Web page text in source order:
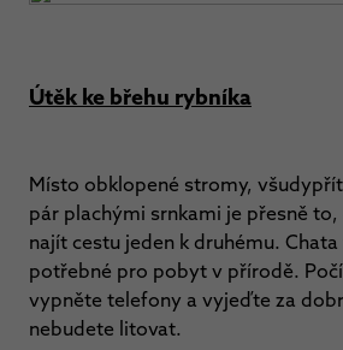
Útěk ke břehu rybníka
Místo obklopené stromy,
pár plachými srnkami je přesně
najít cestu jeden k druhému.
potřebné pro pobyt v přírodě.
vypněte telefony a vyjeďte za
nebudete litovat.